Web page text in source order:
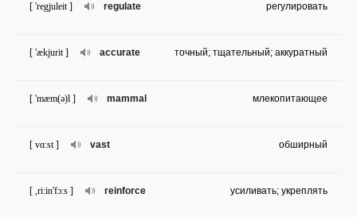
regulate
[ 'regjuleit ] регулировать
accurate
[ 'ækjurit ] точный; тщательный; аккуратный
mammal
[ 'mæm(ə)l ] млекопитающее
vast
[ vɑ:st ] обширный
reinforce
[ ,ri:in'fɔ:s ] усиливать; укреплять